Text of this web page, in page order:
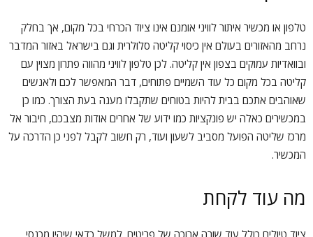
טלפון או מכשיר איתור לוויני אומנם אינו ציוד הכרחי בכל מקום, אך בחלק
נרחב מהאזורים בעולם אין כיסוי קליטה סלולרית וגם בישראל באזור המדבר
ובוואדיות עמוקים בצפון אין קליטה. לכן טלפון לוויני מהווה פתרון מצוין עם
קליטה בכל מקום כל עוד השמיים פתוחים, דבר המאפשר לכם ולאנשים
שאוהבים אתכם בבית להיות בטוחים שתקבלו מענה בעת הצורך. כמו כן
במכשירים כאלה יש פונקציות כמו ידוע של אחרים אודות מצבכם, חיבור אל
מרכז שליטה הפועל מסביב לשעון ועוד, רק חשוב לקבל לפני כן הדרכה על
המכשיר.
מה עוד לקחת